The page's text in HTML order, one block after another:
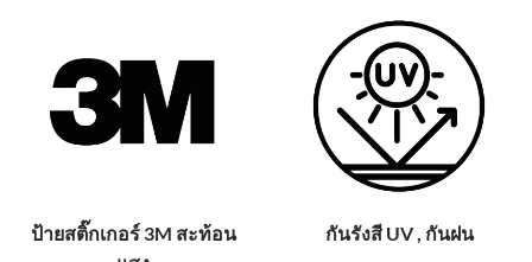
ป้ายสติ๊กเกอร์ 3M สะท้อน
กันรังสี UV , กันฝน